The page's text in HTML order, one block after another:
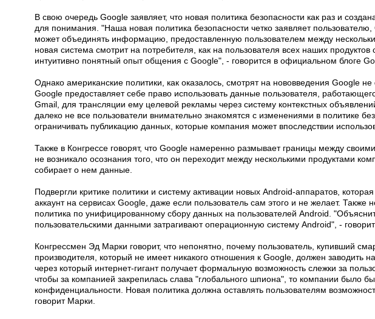
В свою очередь Google заявляет, что новая политика безопасности как раз и
для понимания. "Наша новая политика безопасности четко заявляет пользователю,
может объединять информацию, предоставленную пользователем между
новая система смотрит на потребителя, как на пользователя всех наших продуктов
интуитивно понятный опыт общения с Google", - говорится в официальном блоге
Однако американские политики, как оказалось, смотрят на нововведения Google не
Google предоставляет себе право использовать данные пользователя,
Gmail, для трансляции ему целевой рекламы через систему контекстных
далеко не все пользователи внимательно знакомятся с изменениями в политике
ограничивать публикацию данных, которые компания может впоследствии
Также в Конгрессе говорят, что Google намеренно размывает границы между
не возникало осознания того, что он переходит между несколькими продуктами
собирает о нем данные.
Подвергли критике политики и систему активации новых Android-аппаратов,
аккаунт на сервисах Google, даже если пользователь сам этого и не желает. Также
политика по унифицированному сбору данных на пользователей Android.
пользовательскими данными затрагивают операционную систему Android", -
Конгрессмен Эд Марки говорит, что непонятно, почему пользователь, купивший
производителя, который не имеет никакого отношения к Google, должен заводить
через который интернет-гигант получает формальную возможность слежки за
чтобы за компанией закрепилась слава "глобального шпиона", то компании было
конфиденциальности. Новая политика должна оставлять пользователям
говорит Марки.